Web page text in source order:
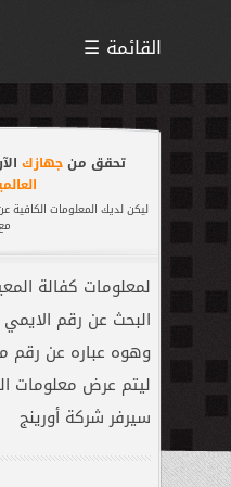
☰ القائمة
تحقق منجهازك
ليكن لديك المعلومات
لمعلومات كفالة
البحث عن رقم
ليتم عرض معلومات
سيرفر شركة أورينج